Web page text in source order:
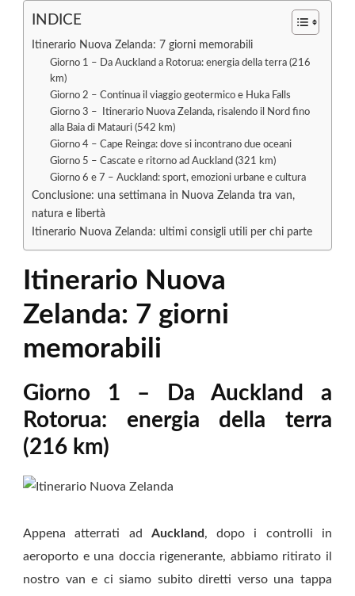
INDICE
Itinerario Nuova Zelanda: 7 giorni memorabili
Giorno 1 – Da Auckland a Rotorua: energia della terra (216
km)
Giorno 2 – Continua il viaggio geotermico e Huka Falls
Giorno 3 – Itinerario Nuova Zelanda, risalendo il Nord fino
alla Baia di Matauri (542 km)
Giorno 4 – Cape Reinga: dove si incontrano due oceani
Giorno 5 – Cascate e ritorno ad Auckland (321 km)
Giorno 6 e 7 – Auckland: sport, emozioni urbane e cultura
Conclusione: una settimana in Nuova Zelanda tra van,
natura e libertà
Itinerario Nuova Zelanda: ultimi consigli utili per chi parte
Itinerario Nuova
Zelanda: 7 giorni
memorabili
Giorno 1 – Da Auckland a
Rotorua: energia della terra
(216 km)
Appena atterrati ad Auckland, dopo i controlli in
aeroporto e una doccia rigenerante, abbiamo ritirato il
nostro van e ci siamo subito diretti verso una tappa